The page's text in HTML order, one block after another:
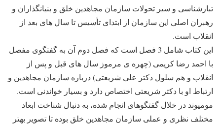
تبارشناسی و سیر تحولات سازمان مجاهدین خلق و بنیانگذاران و
رهبران اصلی این سازمان از ابتدای تأسیس تا سال‌ های بعد از
انقلاب است.
این کتاب شامل 3 فصل است که فصل دوم آن به گفتگوی مفصل
با احمد رضا کریمی (چهره ی مرموز سال ‌های قبل و پس از
انقلاب و هم‌ سلول دکتر علی شریعتی) درباره سازمان مجاهدین و
ارتباط او با دکتر شریعتی اختصاص دارد و بسیار خواندنی است.
مومیوند در خلال گفتگوهای انجام شده، به دنبال شناخت ابعاد
مختلف نظری و عملی سازمان مجاهدین خلق بوده تا تصویر بهتر